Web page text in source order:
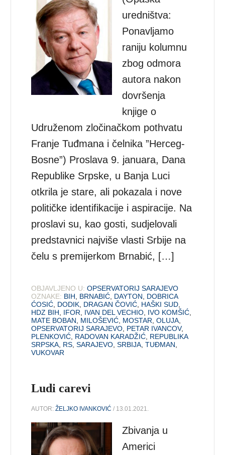
uredništva:
Ponavljamo
raniju kolumnu
zbog odmora
autora nakon
dovršenja
knjige o
Udruženom zločinačkom pothvatu
Franje Tuđmana i čelnika ”Herceg-
Bosne”) Proslava 9. januara, Dana
Republike Srpske, u Banja Luci
otkrila je stare, ali pokazala i nove
političke identifikacije i aspiracije. Na
proslavi su, kao gosti, sudjelovali
predstavnici najviše vlasti Srbije na
čelu s premijerkom Brnabić, […]
OBJAVLJENO U: OPSERVATORIJ SARAJEVO
OZNAKE: BIH, BRNABIĆ, DAYTON, DOBRICA
ĆOSIĆ, DODIK, DRAGAN ČOVIĆ, HAŠKI SUD,
HDZ BIH, IFOR, IVAN DEL VECHIO, IVO KOMŠIĆ,
MATE BOBAN, MILOŠEVIĆ, MOSTAR,OLUJA,
OPSERVATORIJ SARAJEVO, PETAR IVANCOV,
PLENKOVIĆ, RADOVAN KARADŽIĆ, REPUBLIKA
SRPSKA, RS,SARAJEVO,SRBIJA,TUĐMAN,
VUKOVAR
Ludi carevi
AUTOR:ŽELJKO IVANKOVIĆ / 13.01.2021.
Zbivanja u
Americi